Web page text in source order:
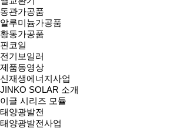
동관가공품
알루미늄가공품
황동가공품
핀코일
전기보일러
제품동영상
신재생에너지사업
JINKO SOLAR 소개
이글 시리즈 모듈
태양광발전
태양광발전사업